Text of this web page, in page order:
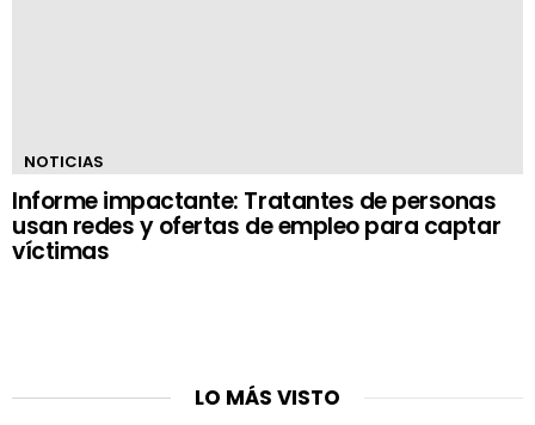
NOTICIAS
Informe impactante: Tratantes de personas
usan redes y ofertas de empleo para captar
víctimas
LO MÁS VISTO